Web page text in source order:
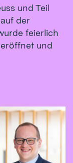
und Teil
der
feierlich
und